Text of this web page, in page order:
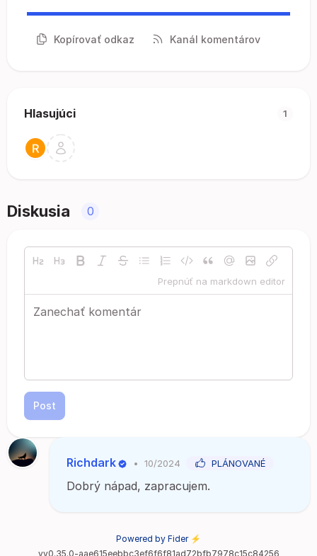
Kopírovať odkaz Kanál komentárov
Hlasujúci 1
Diskusia 0
Prepnúť na markdown editor
Post
Richdark • 10/2024 PLÁNOVANÉ
Dobrý nápad, zapracujem.
Powered by Fider ⚡
vv0.35.0-aae615eebbc3ef6f6f81ad72bfb7978c15c84256